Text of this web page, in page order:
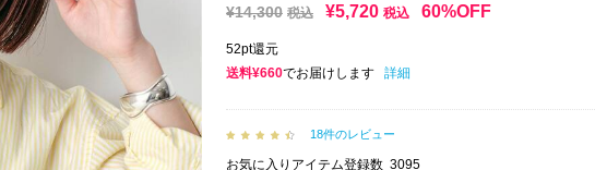
¥14,300 税込 ¥5,720 税込 60%OFF
52pt還元
送料¥660でお届けします 詳細
18件のレビュー
お気に入りアイテム登録数 3095